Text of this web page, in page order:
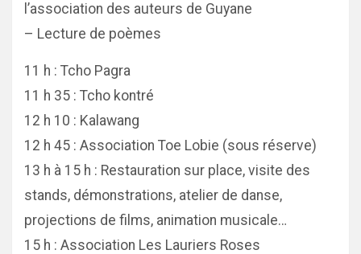
l’association des auteurs de Guyane
– Lecture de poèmes
11 h : Tcho Pagra
11 h 35 : Tcho kontré
12 h 10 : Kalawang
12 h 45 : Association Toe Lobie (sous réserve)
13 h à 15 h : Restauration sur place, visite des
stands, démonstrations, atelier de danse,
projections de films, animation musicale…
15 h : Association Les Lauriers Roses